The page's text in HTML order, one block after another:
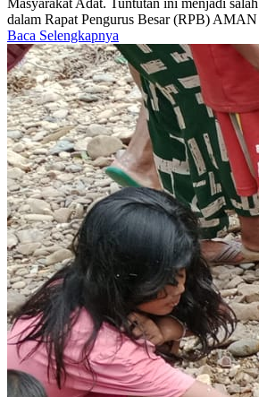
dalam Rapat Pengurus Besar (RPB)
Baca Selengkapnya